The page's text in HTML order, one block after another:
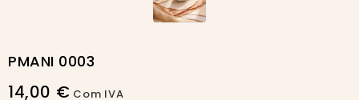
PMANI 0003
14,00 € Com IVA